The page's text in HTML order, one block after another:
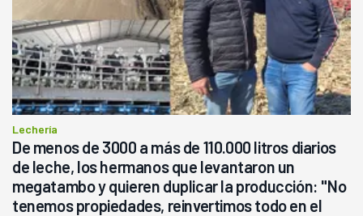
Lechería
De menos de 3000 a más de 110.000 litros diarios
de leche, los hermanos que levantaron un
megatambo y quieren duplicar la producción: "No
tenemos propiedades, reinvertimos todo en el